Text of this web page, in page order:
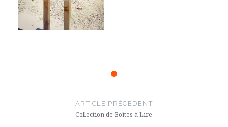
ARTICLE PRÉCÉDENT
Collection de Boîtes à Lire